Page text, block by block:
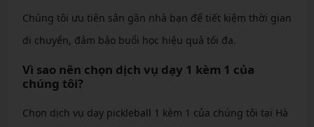
Chúng tôi ưu tiên sân gần nhà bạn để tiết kiệm thời gian
di chuyển, đảm bảo buổi học hiệu quả tối đa.
Vì sao nên chọn dịch vụ dạy 1 kèm 1 của
chúng tôi?
Chọn dịch vụ dạy pickleball 1 kèm 1 của chúng tôi tại Hà